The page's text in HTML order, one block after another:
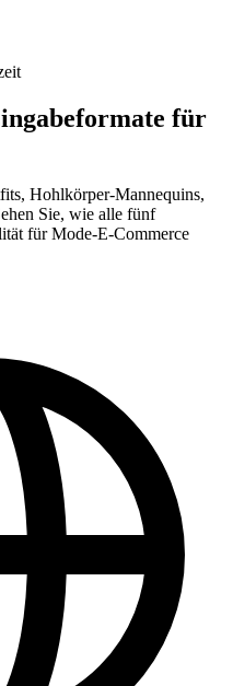
für
Hohlkörper-Mannequins,
Sie, wie alle fünf
für Mode-E-Commerce